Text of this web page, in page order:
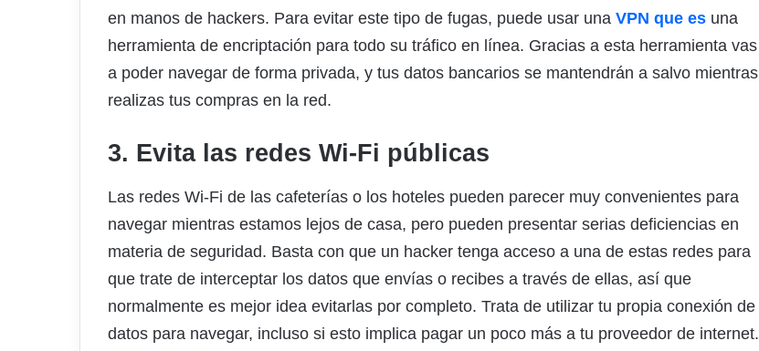
en manos de hackers. Para evitar este tipo de fugas, puede usar una VPN que es una
herramienta de encriptación para todo su tráfico en línea. Gracias a esta herramienta vas
a poder navegar de forma privada, y tus datos bancarios se mantendrán a salvo mientras
realizas tus compras en la red.
3. Evita las redes Wi-Fi públicas
Las redes Wi-Fi de las cafeterías o los hoteles pueden parecer muy convenientes para
navegar mientras estamos lejos de casa, pero pueden presentar serias deficiencias en
materia de seguridad. Basta con que un hacker tenga acceso a una de estas redes para
que trate de interceptar los datos que envías o recibes a través de ellas, así que
normalmente es mejor idea evitarlas por completo. Trata de utilizar tu propia conexión de
datos para navegar, incluso si esto implica pagar un poco más a tu proveedor de internet.